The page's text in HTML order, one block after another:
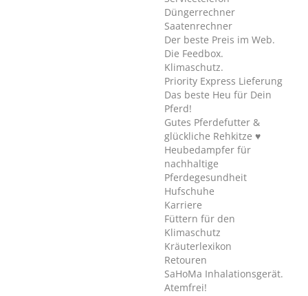
Düngerrechner
Saatenrechner
Der beste Preis im Web.
Die Feedbox.
Klimaschutz.
Priority Express Lieferung
Das beste Heu für Dein
Pferd!
Gutes Pferdefutter &
glückliche Rehkitze ♥
Heubedampfer für
nachhaltige
Pferdegesundheit
Hufschuhe
Karriere
Füttern für den
Klimaschutz
Kräuterlexikon
Retouren
SaHoMa Inhalationsgerät.
Atemfrei!